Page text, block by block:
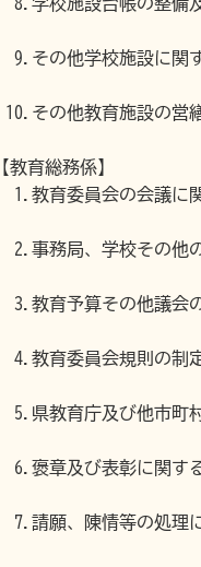
9.その他学校施設に関
10.その他教育施設の営
【教育総務係】
1.教育委員会の会議に
2.事務局、学校その他
3.教育予算その他議会
4.教育委員会規則の制
5.県教育庁及び他市町
6.褒章及び表彰に関す
7.請願、陳情等の処理